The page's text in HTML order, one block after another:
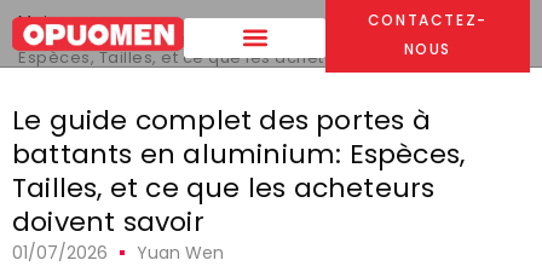
CONTACTEZ-
NOUS
Maison >
Le guide complet des portes à battants en aluminium:
Espèces, Tailles, et ce que les acheteurs doivent savoir
Le guide complet des portes à
battants en aluminium: Espèces,
Tailles, et ce que les acheteurs
doivent savoir
01/07/2026 Yuan Wen